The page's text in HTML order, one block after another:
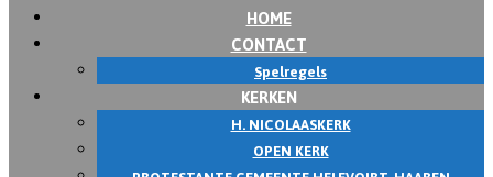
HOME
CONTACT
Spelregels
KERKEN
H. NICOLAASKERK
OPEN KERK